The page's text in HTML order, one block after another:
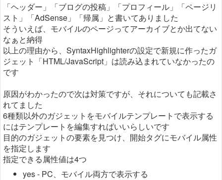
「ヘッダー」「ブログの投稿」「プロフィール」「ページリ
スト」「AdSense」「帰属」と書いてありました
そういえば、モバイルのページってアーカイブとか出てない
なぁと納得
以上の理由から、SyntaxHighlighterの設定で新規に作ったガ
ジェット「HTML/JavaScript」は読み込まれていなかったの
です
原因がわかったので次は対策ですが、それについても記載さ
れてました
6種類以外のガジェットをモバイルテンプレートで表示する
にはテンプレートを編集すればいいらしいです
目的のガジェットの要素を見つけ、開始タグにモバイル属性
を指定します
指定できる属性値は4つ
yes - PC、モバイル両方で表示する